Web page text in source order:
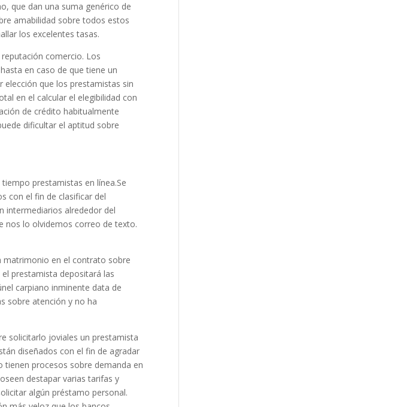
que dan una suma genérico de
amabilidad sobre todos estos
los excelentes tasas.
comercio. Los
en caso de que tiene un
que los prestamistas sin
en el calcular el elegibilidad con
de crédito habitualmente
dificultar el aptitud sobre
prestamistas en línea.Se
con el fin de clasificar del
intermediarios alrededor del
nos lo olvidemos correo de texto.
matrimonio en el contrato sobre
prestamista depositará las
carpiano inminente data de
sobre atención y no ha
solicitarlo joviales un prestamista
diseñados con el fin de agradar
tienen procesos sobre demanda en
destapar varias tarifas y
algún préstamo personal.